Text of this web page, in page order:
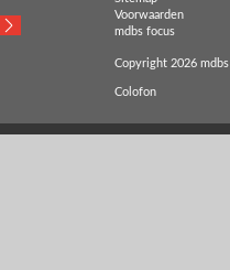
Voorwaarden
mdbs focus
Copyright 2026 mdbs
Colofon